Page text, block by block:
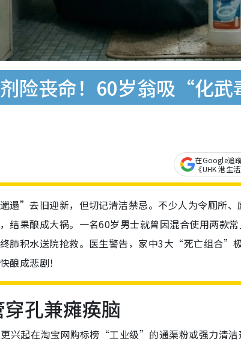
险丧命！60岁翁吸“化
在Google追
《UHK 港生活
遢”去旧迎新，但切记清洁禁忌。不少人为令厕所、
果酿成大祸。一名60岁男士就曾因混合使用两款
肺积水送院抢救。医生警告，家中3大“死亡组合”
酿成悲剧！
孔兼瘫痪脑
兴起在淘宝网购标榜“工业级”的通渠粉或强力清洁